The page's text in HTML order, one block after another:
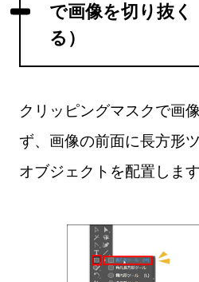
で画像を切り抜く
る）
クリッピングマスクで画
ず、画像の前面に長方形
オブジェクトを配置します